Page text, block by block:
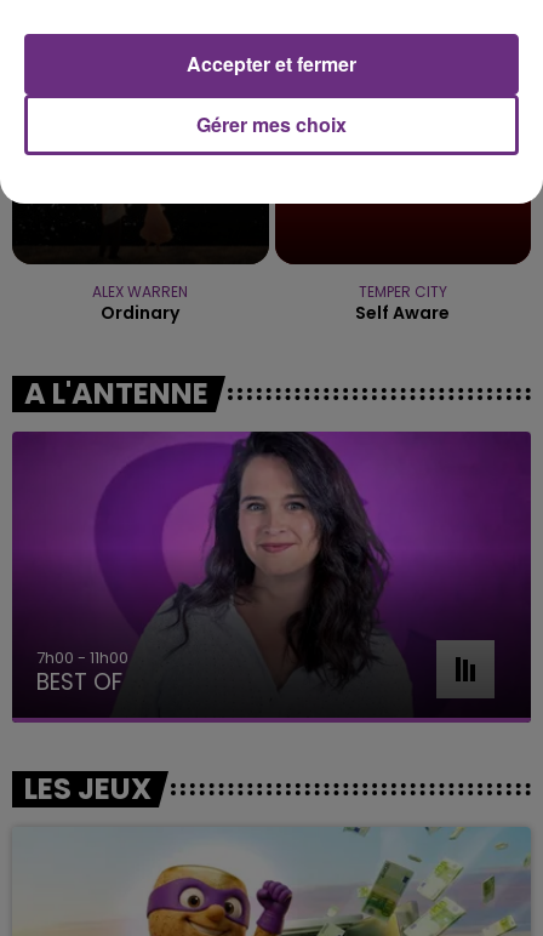
ALEX WARREN
Ordinary
TEMPER CITY
Self Aware
A L'ANTENNE
7h00 - 11h00
BEST OF
LES JEUX
Gérer mes choix
Accepter et fermer